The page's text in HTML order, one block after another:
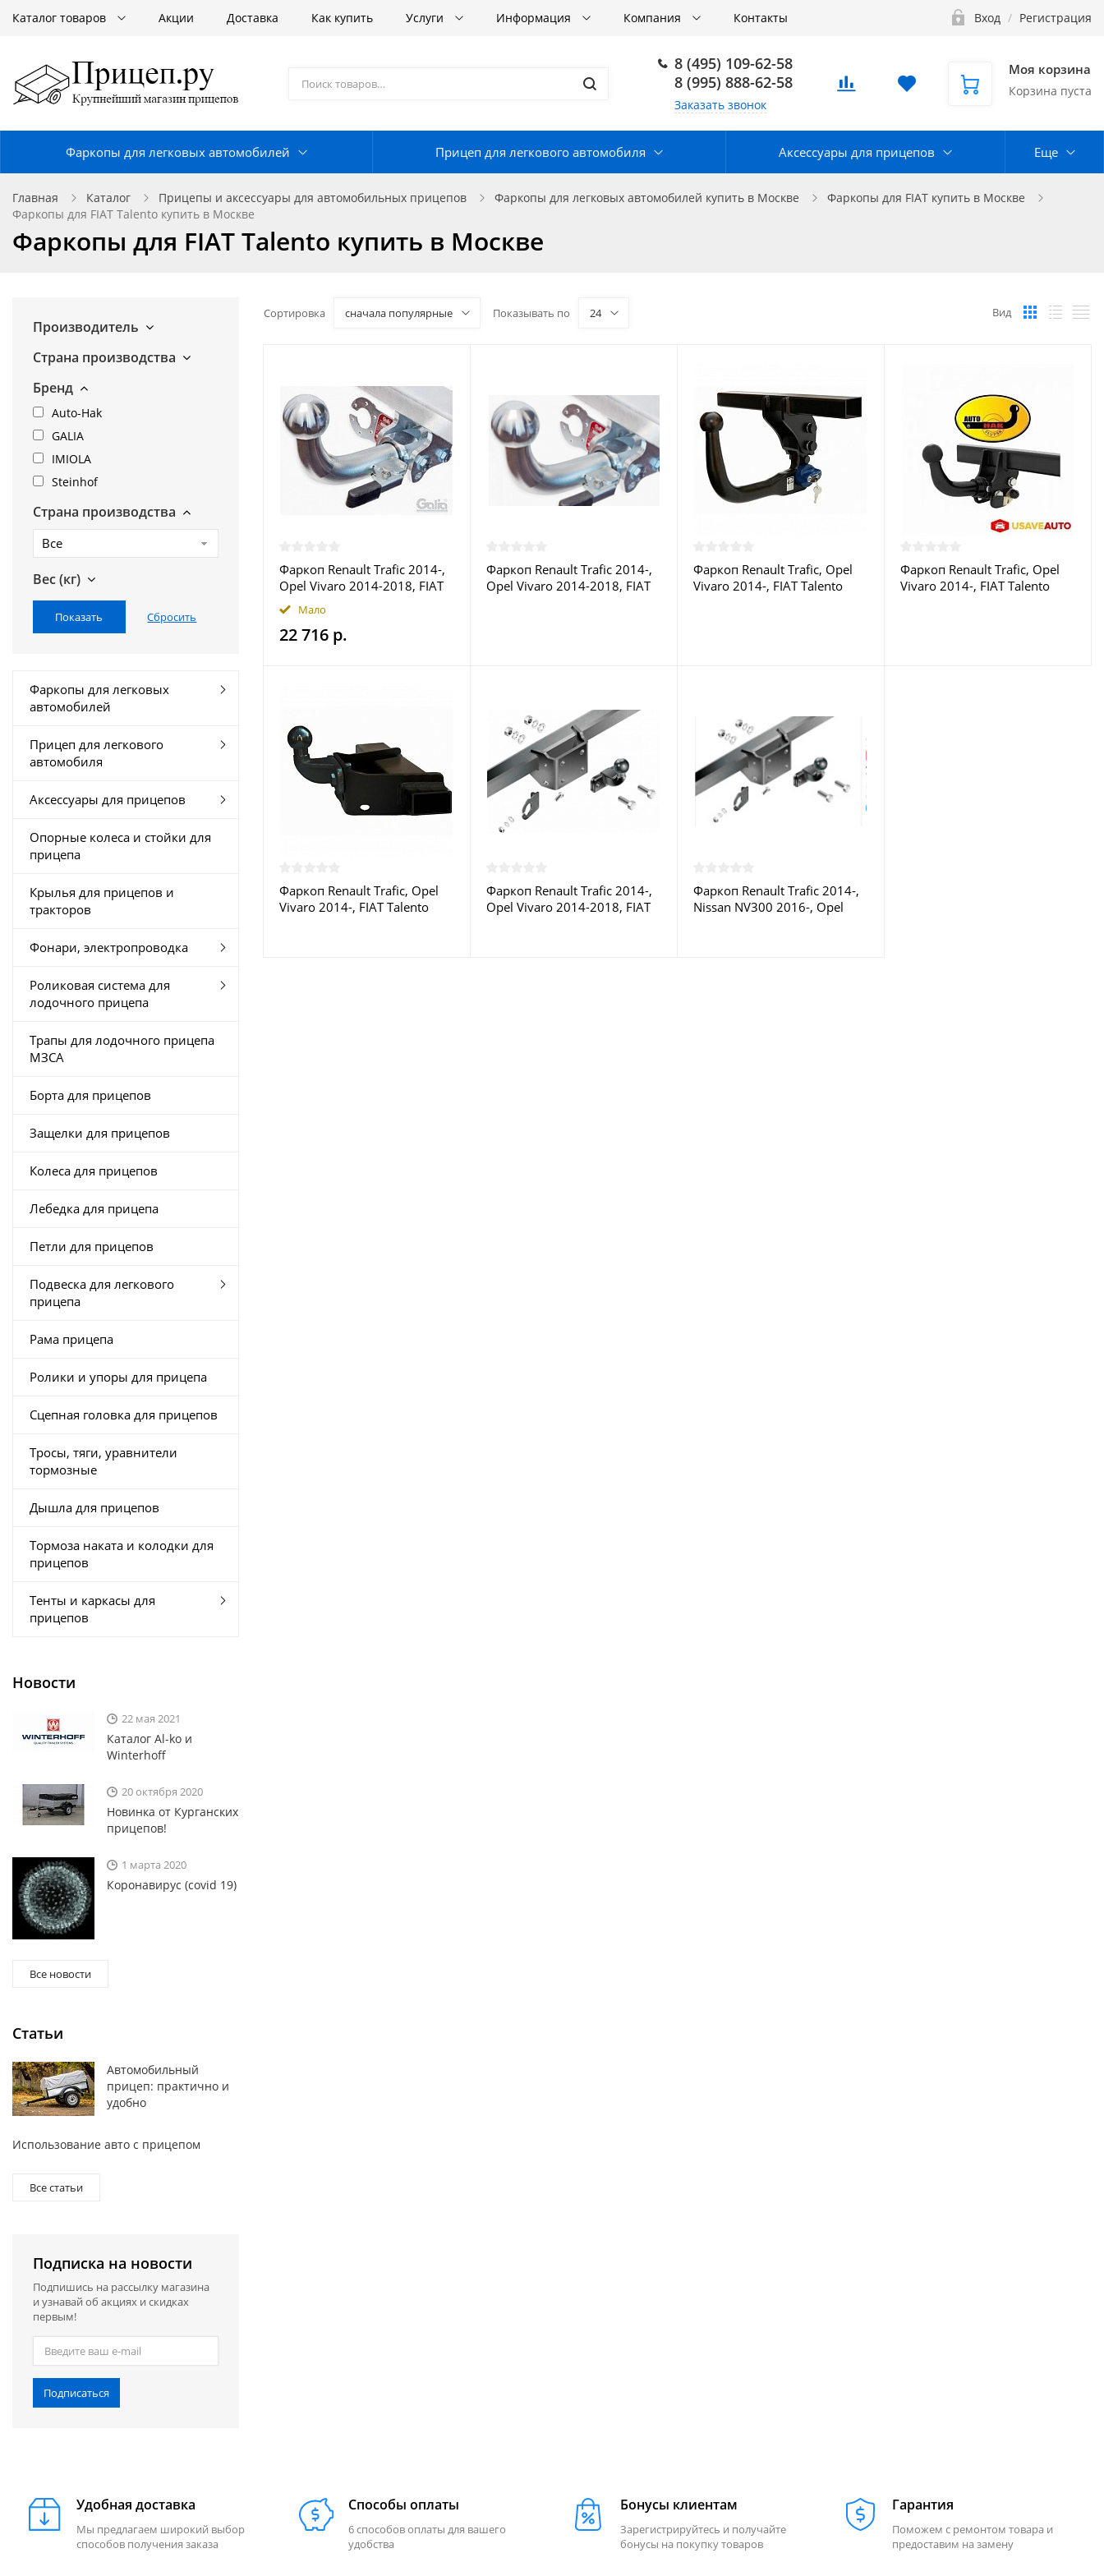
Каталог товаров Акции Доставка Как купить Услуги Информация Компания Контакты Вход / Регистрация
8 (495) 109-62-58
8 (995) 888-62-58
Заказать звонок
Моя корзина
Корзина пуста
Фаркопы для легковых автомобилей Прицеп для легкового автомобиля Аксессуары для прицепов Еще
Главная Каталог Прицепы и аксессуары для автомобильных прицепов Фаркопы для легковых автомобилей купить в Москве
Фаркопы для FIAT купить в Москве
Фаркопы для FIAT Talento купить в Москве
Фаркопы для FIAT Talento купить в Москве
Производитель
Страна производства
Бренд
Auto-Hak
GALIA
IMIOLA
Steinhof
Страна производства
Все
Вес (кг)
Фаркопы для легковых
автомобилей
Прицеп для легкового
автомобиля
Аксессуары для прицепов
Опорные колеса и стойки для
прицепа
Крылья для прицепов и
тракторов
Фонари, электропроводка
Роликовая система для
лодочного прицепа
Трапы для лодочного прицепа
МЗСА
Борта для прицепов
Защелки для прицепов
Колеса для прицепов
Лебедка для прицепа
Петли для прицепов
Подвеска для легкового
прицепа
Рама прицепа
Ролики и упоры для прицепа
Сцепная головка для прицепов
Тросы, тяги, уравнители
тормозные
Дышла для прицепов
Тормоза наката и колодки для
прицепов
Тенты и каркасы для
прицепов
Новости
22 мая 2021
Каталог Al-ko и
Winterhoff
20 октября 2020
Новинка от Курганских
прицепов!
1 марта 2020
Коронавирус (covid 19)
Все новости
Статьи
Автомобильный
прицеп: практично и
удобно
Использование авто с прицепом
Все статьи
Подписка на новости
Подпишись на рассылку магазина
и узнавай об акциях и скидках
первым!
Подписаться
Сортировка сначала популярные Показывать по 24 Вид
Фаркоп Renault Trafic 2014-,
Opel Vivaro 2014-2018, FIAT
Talento 2016-2020 - O066A
GALIA купить в Москве
Мало
22 716 р.
Фаркоп Renault Trafic 2014-,
Opel Vivaro 2014-2018, FIAT
Фаркоп Renault Trafic, Opel
Vivaro 2014-, FIAT Talento
Фаркоп Renault Trafic, Opel
Vivaro 2014-, FIAT Talento
Фаркоп Renault Trafic, Opel
Vivaro 2014-, FIAT Talento
Фаркоп Renault Trafic 2014-,
Opel Vivaro 2014-2018, FIAT
Фаркоп Renault Trafic 2014-,
Nissan NV300 2016-, Opel
Удобная доставка
Мы предлагаем широкий выбор
способов получения заказа
Способы оплаты
6 способов оплаты для вашего
удобства
Бонусы клиентам
Зарегистрируйтесь и получайте
бонусы на покупку товаров
Гарантия
Поможем с ремонтом товара и
предоставим на замену